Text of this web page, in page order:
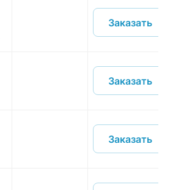
Заказать
Заказать
Заказать